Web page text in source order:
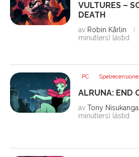
VULTURES –
DEATH
av Robin Kårlin
minut(ers) lästid
PC
ALRUNA: END
av Tony
minut(ers) lästid